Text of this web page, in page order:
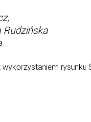
Rudzińska
rysunku